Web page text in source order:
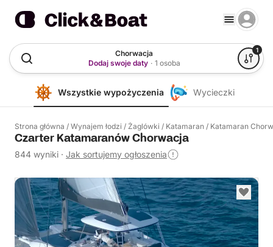
Chorwacja
Dodaj swoje daty · 1 osoba
1
Wszystkie wypożyczenia Wycieczki
Strona główna / Wynajem łodzi / Żaglówki / Katamaran / Katamaran
Czarter Katamaranów Chorwacja
844 wyniki · Jak sortujemy ogłoszenia